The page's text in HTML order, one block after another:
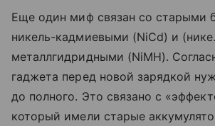
Еще один миф связан со старыми
никель-кадмиевыми (NiCd) и
металлгидридными (NiMH).
гаджета перед новой зарядкой
до полного. Это связано с
который имели старые